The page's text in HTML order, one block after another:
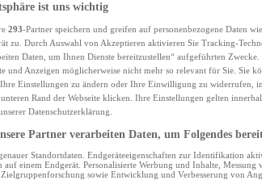
ist uns wichtig
293-Partner speichern und greifen auf personenbezogene Daten
zu. Durch Auswahl von Akzeptieren aktivieren Sie Tracking-
Daten, um Ihnen Dienste bereitzustellen“ aufgeführten
und Anzeigen möglicherweise nicht mehr so relevant für Sie. Sie
Einstellungen zu ändern oder Ihre Einwilligung zu widerrufen,
Rand der Webseite klicken. Ihre Einstellungen gelten
Datenschutzerklärung.
Partner verarbeiten Daten, um Folgendes
Standortdaten. Endgeräteeigenschaften zur Identifikation
einem Endgerät. Personalisierte Werbung und Inhalte, Messung
sowie Entwicklung und Verbesserung von